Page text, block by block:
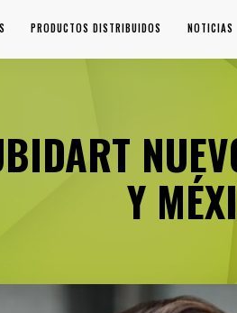
PRODUCTOS DISTRIBUIDOS NOTICIAS
Y